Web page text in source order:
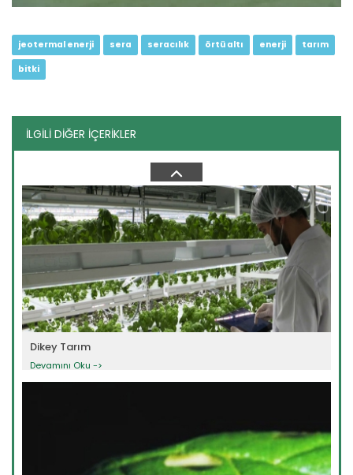
jeotermal enerji sera seracılık örtü altı enerji tarım
bitki
İLGİLİ DİĞER İÇERİKLER
Organik Tarla Tarımı
Dikey Tarım
Devamını Oku ->